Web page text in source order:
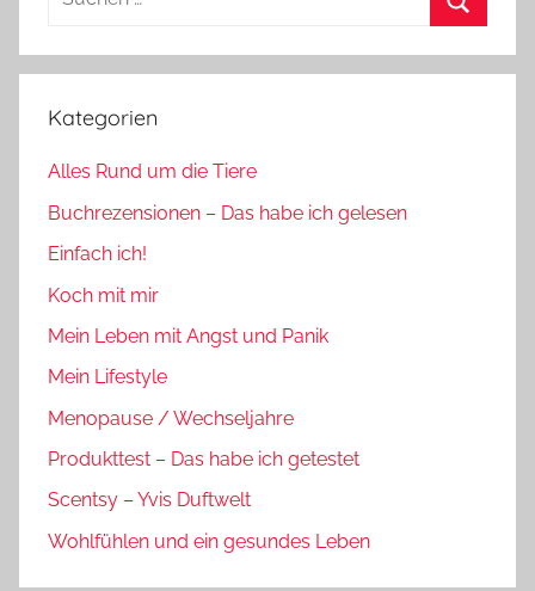
Kategorien
Alles Rund um die Tiere
Buchrezensionen – Das habe ich gelesen
Einfach ich!
Koch mit mir
Mein Leben mit Angst und Panik
Mein Lifestyle
Menopause / Wechseljahre
Produkttest – Das habe ich getestet
Scentsy – Yvis Duftwelt
Wohlfühlen und ein gesundes Leben